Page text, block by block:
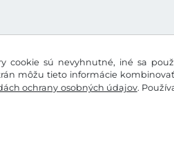
sú nevyhnutné, iné sa
môžu tieto informácie
ochrany osobných údajov.